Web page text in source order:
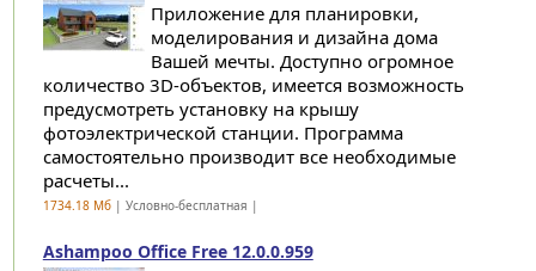
Приложение для планировки,
моделирования и дизайна дома
Вашей мечты. Доступно огромное
количество 3D-объектов, имеется возможность
предусмотреть установку на крышу
фотоэлектрической станции. Программа
самостоятельно производит все необходимые
расчеты...
1734.18 Мб| Условно-бесплатная |
Ashampoo Office Free 12.0.0.959